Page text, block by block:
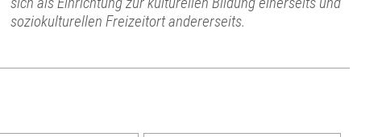
soziokulturellen Freizeitort andererseits.